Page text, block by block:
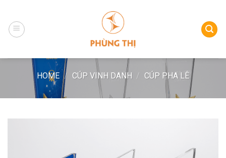
content
HOME / CÚP VINH DANH / CÚP PHA LÊ